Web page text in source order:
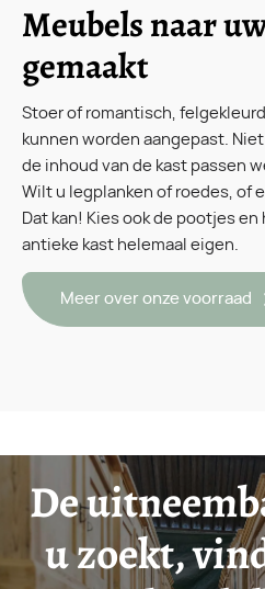
Meubels naar
gemaakt
Stoer of romantisch,
kunnen worden aangepast.
de inhoud van de kast passen
Wilt u legplanken of roedes, of
Dat kan! Kies ook de pootjes
antieke kast helemaal eigen.
Meer over onze voorraad
De
u zoekt,